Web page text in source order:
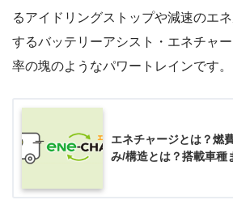
るアイドリングストップや減速のエ
するバッテリーアシスト・エネチャ
率の塊のようなパワートレインです。
エネチャージとは？燃
み/構造とは？搭載車種